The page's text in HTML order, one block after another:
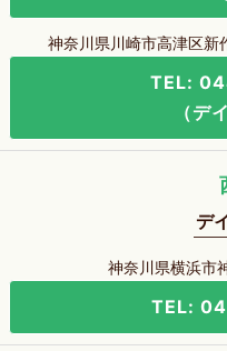
神奈川県川崎市高津区
TEL:
（デ
デ
神奈川県横浜市
TEL: